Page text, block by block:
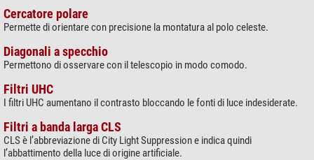
Cercatore polare
Permette di orientare con precisione la montatura al polo celeste.
Diagonali a specchio
Permettono di osservare con il telescopio in modo comodo.
Filtri UHC
I filtri UHC aumentano il contrasto bloccando le fonti di luce indesiderate.
Filtri a banda larga CLS
CLS è l’abbreviazione di City Light Suppression e indica quindi
l’abbattimento della luce di origine artificiale.